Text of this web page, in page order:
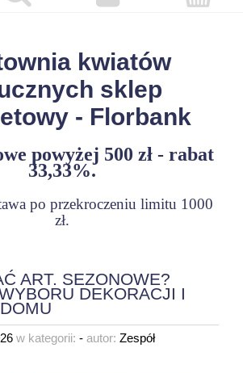
kwiatów
sklep
- Florbank
powyżej 500 zł - rabat
33,33%.
po przekroczeniu limitu 1000
zł.
ART. SEZONOWE?
DEKORACJI I
w kategorii: - autor: Zespół